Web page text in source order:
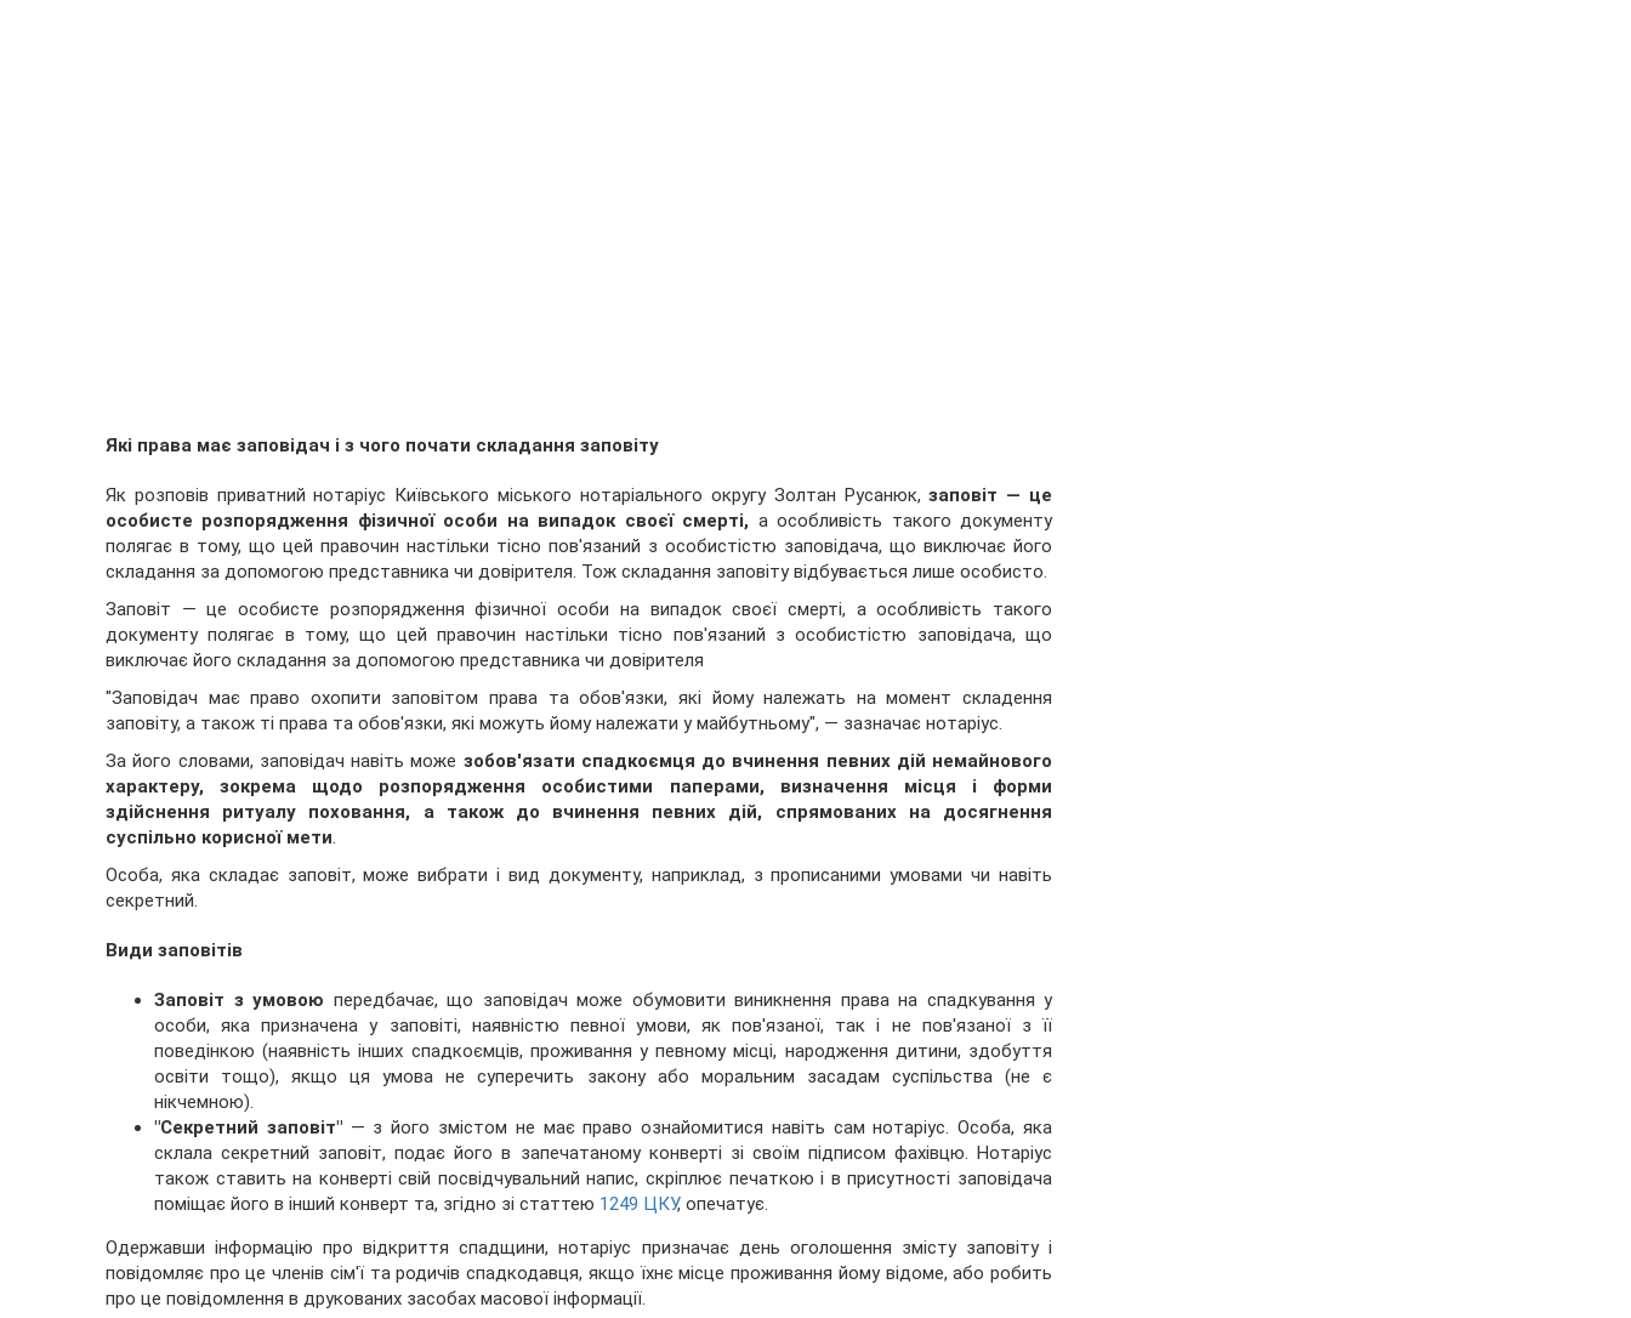
Які права має заповідач і з чого почати складання заповіту
Як розповів приватний нотаріус Київського міського нотаріального округу Золтан Русанюк,заповіт — це
особисте розпорядження фізичної особи на випадок своєї смерті, а особливість такого документу
полягає в тому, що цей правочин настільки тісно пов'язаний з особистістю заповідача, що виключає його
складання за допомогою представника чи довірителя. Тож складання заповіту відбувається лише особисто.
Заповіт — це особисте розпорядження фізичної особи на випадок своєї смерті, а особливість такого
документу полягає в тому, що цей правочин настільки тісно пов'язаний з особистістю заповідача, що
виключає його складання за допомогою представника чи довірителя
"Заповідач має право охопити заповітом права та обов'язки, які йому належать на момент складення
заповіту, а також ті права та обов'язки, які можуть йому належати у майбутньому", — зазначає нотаріус.
За його словами, заповідач навіть може зобов'язати спадкоємця до вчинення певних дій немайнового
характеру, зокрема щодо розпорядження особистими паперами, визначення місця і форми
здійснення ритуалу поховання, а також до вчинення певних дій, спрямованих на досягнення
суспільно корисної мети.
Особа, яка складає заповіт, може вибрати і вид документу, наприклад, з прописаними умовами чи навіть
секретний.
Види заповітів
Заповіт з умовою передбачає, що заповідач може обумовити виникнення права на спадкування у
особи, яка призначена у заповіті, наявністю певної умови, як пов'язаної, так і не пов'язаної з її
поведінкою (наявність інших спадкоємців, проживання у певному місці, народження дитини, здобуття
освіти тощо), якщо ця умова не суперечить закону або моральним засадам суспільства (не є
нікчемною).
"Секретний заповіт"— з його змістом не має право ознайомитися навіть сам нотаріус. Особа, яка
склала секретний заповіт, подає його в запечатаному конверті зі своїм підписом фахівцю. Нотаріус
також ставить на конверті свій посвідчувальний напис, скріплює печаткою і в присутності заповідача
поміщає його в інший конверт та, згідно зі статтею 1249 ЦКУ, опечатує.
Одержавши інформацію про відкриття спадщини, нотаріус призначає день оголошення змісту заповіту і
повідомляє про це членів сім'ї та родичів спадкодавця, якщо їхнє місце проживання йому відоме, або робить
про це повідомлення в друкованих засобах масової інформації.